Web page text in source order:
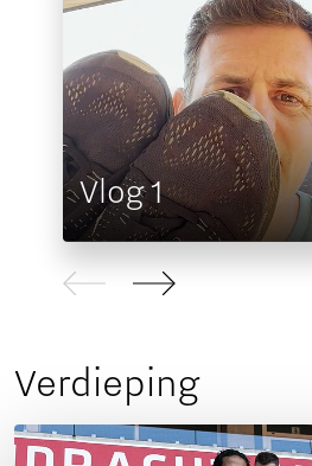
Vlog 1
Verdieping